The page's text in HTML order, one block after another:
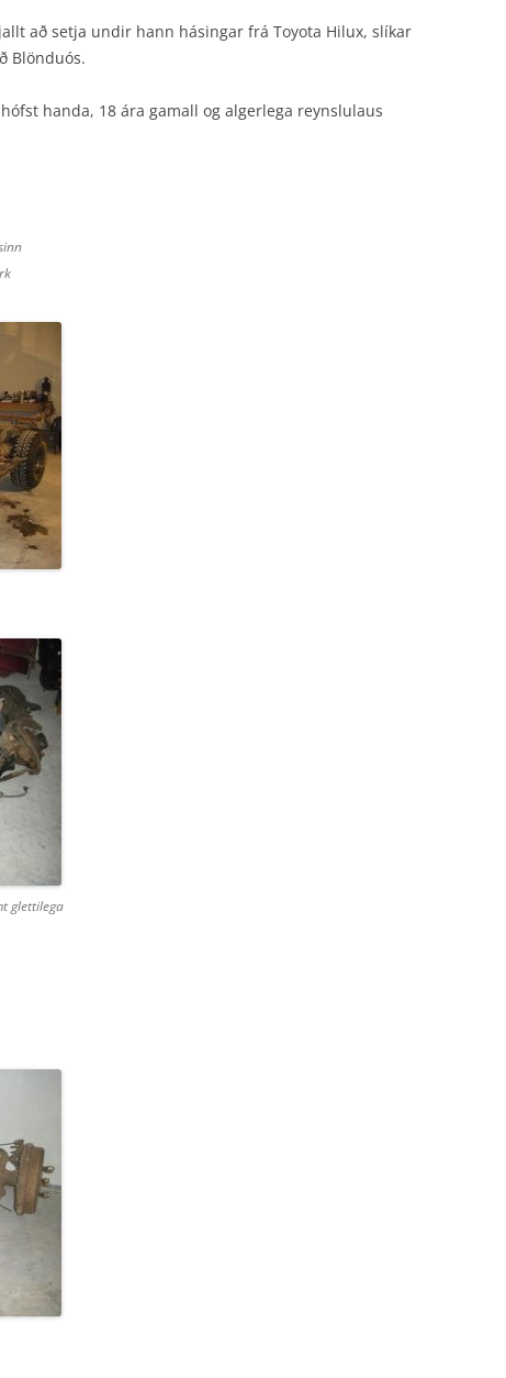
að setja undir hann hásingar frá Toyota Hilux, slíkar
Blönduós.
handa, 18 ára gamall og algerlega reynslulaus
glettilega